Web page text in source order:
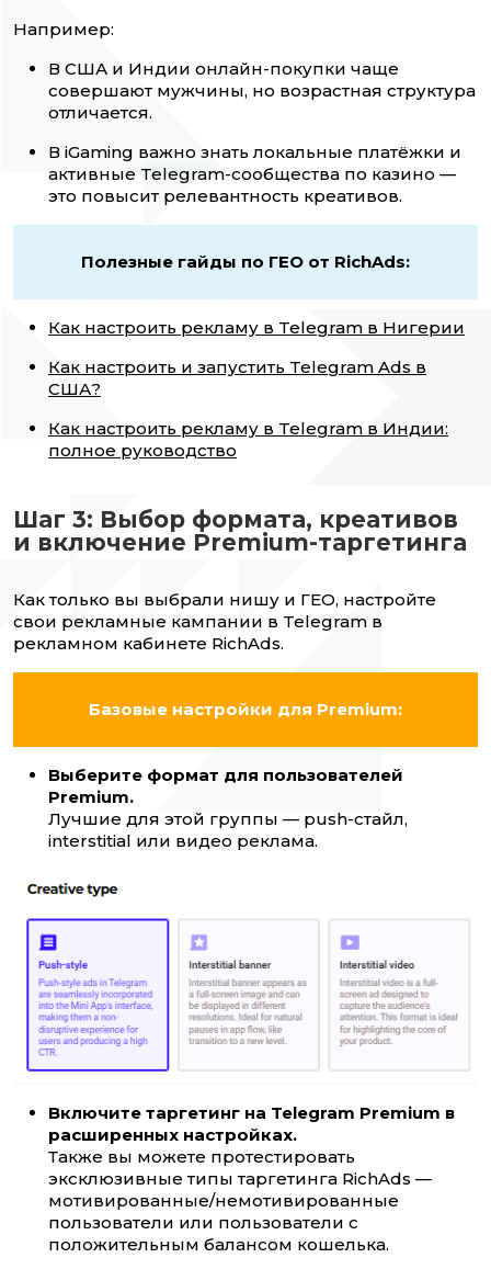
Например:
В США и Индии онлайн-покупки чаще
совершают мужчины, но возрастная структура
отличается.
В iGaming важно знать локальные платёжки и
активные Telegram-сообщества по казино —
это повысит релевантность креативов.
Полезные гайды по ГЕО от RichAds:
Как настроить рекламу в Telegram в Нигерии
Как настроить и запустить Telegram Ads в
США?
Как настроить рекламу в Telegram в Индии:
полное руководство
Шаг 3: Выбор формата, креативов
и включение Premium-таргетинга
Как только вы выбрали нишу и ГЕО, настройте
свои рекламные кампании в Telegram в
рекламном кабинете RichAds.
Базовые настройки для Premium:
Выберите формат для пользователей
Premium.
Лучшие для этой группы — push-стайл,
interstitial или видео реклама.
Включите таргетинг на Telegram Premium в
расширенных настройках.
Также вы можете протестировать
эксклюзивные типы таргетинга RichAds —
мотивированные/немотивированные
пользователи или пользователи с
положительным балансом кошелька.